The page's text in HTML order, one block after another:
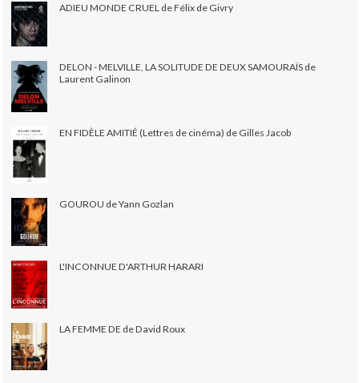
ADIEU MONDE CRUEL de Félix de Givry
DELON - MELVILLE, LA SOLITUDE DE DEUX SAMOURAÏS de
Laurent Galinon
EN FIDÈLE AMITIÉ (Lettres de cinéma) de Gilles Jacob
GOUROU de Yann Gozlan
L'INCONNUE D'ARTHUR HARARI
LA FEMME DE de David Roux